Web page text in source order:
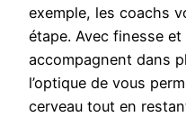
exemple, les coachs
étape. Avec finesse
accompagnent dans
l’optique de vous
cerveau tout en